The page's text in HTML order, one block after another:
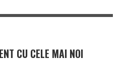
CU CELE MAI NOI